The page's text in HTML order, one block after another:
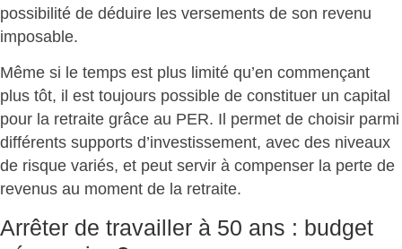
possibilité de déduire les versements de son revenu
imposable.
Même si le temps est plus limité qu’en commençant
plus tôt, il est toujours possible de constituer un capital
pour la retraite grâce au PER. Il permet de choisir parmi
différents supports d’investissement, avec des niveaux
de risque variés, et peut servir à compenser la perte de
revenus au moment de la retraite.
Arrêter de travailler à 50 ans : budget